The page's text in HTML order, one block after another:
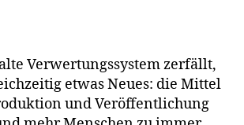
Verwertungssystem zerfällt,
etwas Neues: die Mittel
und Veröffentlichung